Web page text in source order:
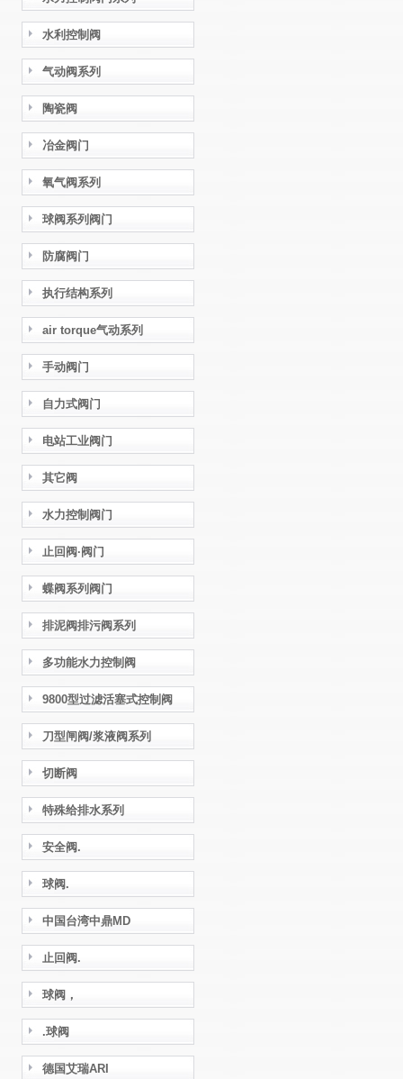
水利控制阀
气动阀系列
陶瓷阀
冶金阀门
氧气阀系列
球阀系列阀门
防腐阀门
执行结构系列
air torque气动系列
手动阀门
自力式阀门
电站工业阀门
其它阀
水力控制阀门
止回阀·阀门
蝶阀系列阀门
排泥阀排污阀系列
多功能水力控制阀
9800型过滤活塞式控制阀
刀型闸阀/浆液阀系列
切断阀
特殊给排水系列
安全阀.
球阀.
中国台湾中鼎MD
止回阀.
球阀，
.球阀
德国艾瑞ARI